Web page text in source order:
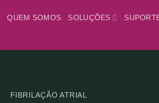
QUEM SOMOS SOLUÇÕES
FIBRILAÇÃO ATRIAL